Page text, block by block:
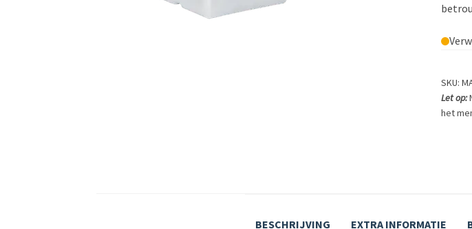
SKU:
Let op:
het
BESCHRIJVING EXTRA INFORMATIE